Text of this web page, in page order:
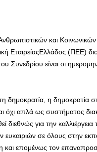
και
ΕταιρείαςΕλλάδος (ΠΕΕ)
είναι οι
δημοκρατία, η δημοκρατία
όχι απλά ως συστήματος
διεθνώς για την καλλιέργεια
σε όλους στην
επομένως τον